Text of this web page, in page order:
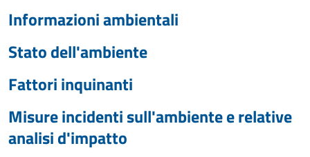
Informazioni ambientali
Stato dell'ambiente
Fattori inquinanti
Misure incidenti sull'ambiente e relative
analisi d'impatto